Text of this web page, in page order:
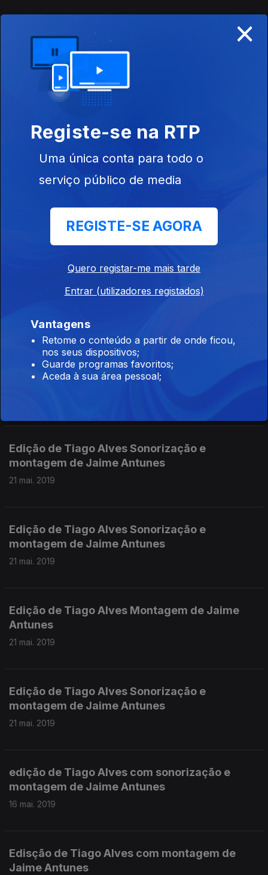
Edição de Tiago Alves Montagem de Jaime
Antunes
Edição de Tiago Alves Montagem de Jaime
Antunes
22 mai. 2019
Ediçao de Tiago Alves Montagem de Jaime
Edição de Tiago Alves com sonorização de e
21 mai. 2019
Edição de Tiago Alves com sonorização e
montagem de Jaime Antunes
Edição de Tiago Alves Sonorização e
montagem de Jaime Antunes
21 mai. 2019
Edição de Tiago Alves Sonorização e
montagem de Jaime Antunes
21 mai. 2019
Edição de Tiago Alves Montagem de Jaime
Antunes
21 mai. 2019
Edição de Tiago Alves Sonorização e
montagem de Jaime Antunes
21 mai. 2019
edição de Tiago Alves com sonorização e
montagem de Jaime Antunes
16 mai. 2019
Edisção de Tiago Alves com montagem de
Jaime Antunes
×
Registe-se na RTP
Uma única conta para todo o
serviço público de media
REGISTE-SE AGORA
Quero registar-me mais tarde
Entrar (utilizadores registados)
Vantagens
Retome o conteúdo a partir de onde ficou,
nos seus dispositivos;
Guarde programas favoritos;
Aceda à sua área pessoal;